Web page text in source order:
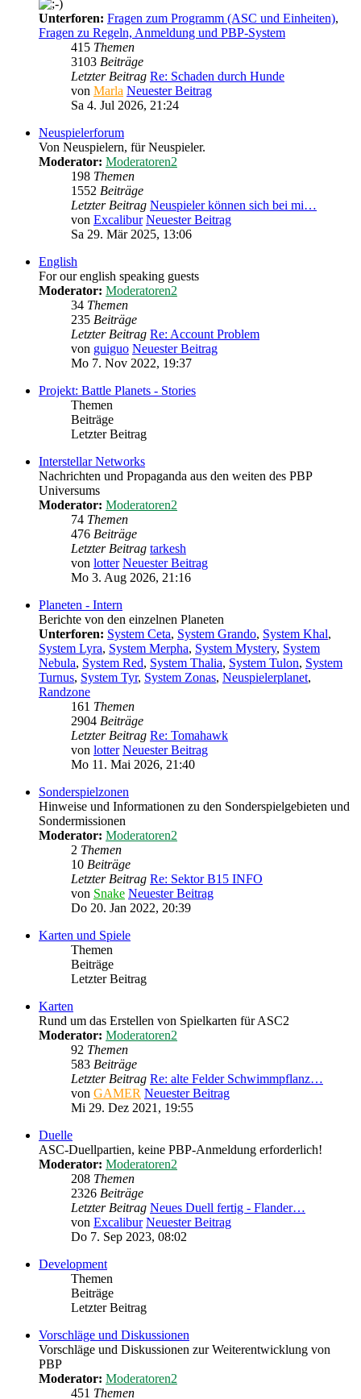
Unterforen: Fragen zum Programm (ASC und Einheiten),
Fragen zu Regeln, Anmeldung und PBP-System
415 Themen
3103 Beiträge
Letzter Beitrag Re: Schaden durch Hunde
von Marla Neuester Beitrag
Sa 4. Jul 2026, 21:24
Neuspielerforum
Von Neuspielern, für Neuspieler.
Moderator: Moderatoren2
198 Themen
1552 Beiträge
Letzter Beitrag Neuspieler können sich bei mi…
von Excalibur Neuester Beitrag
Sa 29. Mär 2025, 13:06
English
For our english speaking guests
Moderator: Moderatoren2
34 Themen
235 Beiträge
Letzter Beitrag Re: Account Problem
von guiguo Neuester Beitrag
Mo 7. Nov 2022, 19:37
Projekt: Battle Planets - Stories
Themen
Beiträge
Letzter Beitrag
Interstellar Networks
Nachrichten und Propaganda aus den weiten des PBP
Universums
Moderator: Moderatoren2
74 Themen
476 Beiträge
Letzter Beitrag tarkesh
von lotter Neuester Beitrag
Mo 3. Aug 2026, 21:16
Planeten - Intern
Berichte von den einzelnen Planeten
Unterforen: System Ceta, System Grando, System Khal,
System Lyra, System Merpha, System Mystery, System
Nebula, System Red, System Thalia, System Tulon, System
Turnus, System Tyr, System Zonas, Neuspielerplanet,
Randzone
161 Themen
2904 Beiträge
Letzter Beitrag Re: Tomahawk
von lotter Neuester Beitrag
Mo 11. Mai 2026, 21:40
Sonderspielzonen
Hinweise und Informationen zu den Sonderspielgebieten und
Sondermissionen
Moderator: Moderatoren2
2 Themen
10 Beiträge
Letzter Beitrag Re: Sektor B15 INFO
von Snake Neuester Beitrag
Do 20. Jan 2022, 20:39
Karten und Spiele
Themen
Beiträge
Letzter Beitrag
Karten
Rund um das Erstellen von Spielkarten für ASC2
Moderator: Moderatoren2
92 Themen
583 Beiträge
Letzter Beitrag Re: alte Felder Schwimmpflanz…
von GAMER Neuester Beitrag
Mi 29. Dez 2021, 19:55
Duelle
ASC-Duellpartien, keine PBP-Anmeldung erforderlich!
Moderator: Moderatoren2
208 Themen
2326 Beiträge
Letzter Beitrag Neues Duell fertig - Flander…
von Excalibur Neuester Beitrag
Do 7. Sep 2023, 08:02
Development
Themen
Beiträge
Letzter Beitrag
Vorschläge und Diskussionen
Vorschläge und Diskussionen zur Weiterentwicklung von
PBP
Moderator: Moderatoren2
451 Themen